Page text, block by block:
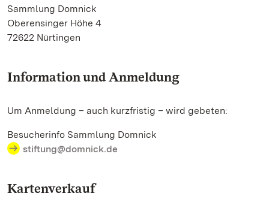
Sammlung Domnick
Oberensinger Höhe 4
72622 Nürtingen
Information und Anmeldung
Um Anmeldung – auch kurzfristig – wird gebeten:
Besucherinfo Sammlung Domnick
stiftung@domnick.de
Kartenverkauf